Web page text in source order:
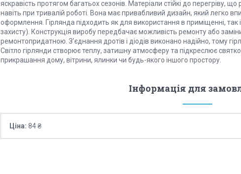
яскравість протягом багатьох сезонів. Матеріали стійкі до перегріву,
навіть при тривалій роботі. Вона має привабливий дизайн, який легко
оформлення. Гірлянда підходить як для використання в приміщенні, так
захисту). Конструкція виробу передбачає можливість ремонту або
ремонтопридатною. З’єднання дротів і діодів виконано надійно, тому
Світло гірлянди створює теплу, затишну атмосферу та підкреслює
прикрашання дому, вітрини, ялинки чи будь-якого іншого простору.
Інформація для
Ціна: 84 ₴